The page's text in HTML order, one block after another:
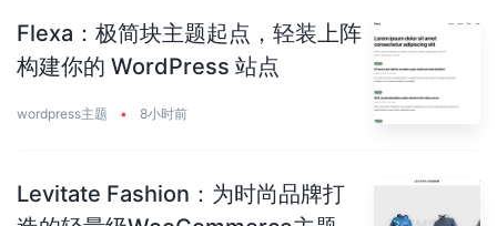
Flexa：极简块主题起点，轻装上阵
构建你的 WordPress 站点
wordpress主题 • 8小时前
Levitate Fashion：为时尚品牌打